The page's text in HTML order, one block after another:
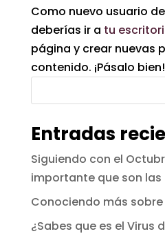
Como nuevo usuario
deberías ir a tu
página y crear nuevas
contenido. ¡Pásalo bien!
Entradas
Siguiendo con el
importante que son
Conociendo más
¿Sabes que es el Virus